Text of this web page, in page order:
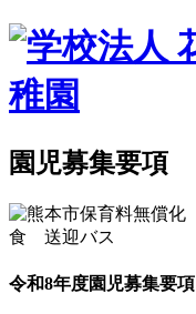
園児募集要項
令和8年度園児募集要項